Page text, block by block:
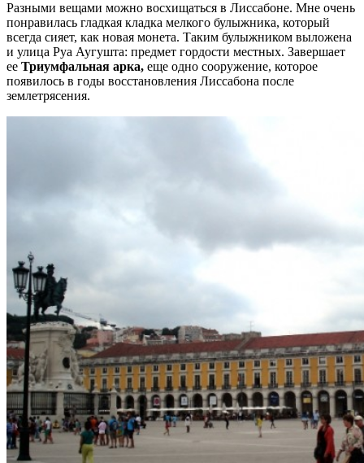
Разными вещами можно восхищаться в Лиссабоне. Мне очень
понравилась гладкая кладка мелкого булыжника, который
всегда сияет, как новая монета. Таким булыжником выложена
и улица Руа Аугушта: предмет гордости местных. Завершает
ее Триумфальная арка, еще одно сооружение, которое
появилось в годы восстановления Лиссабона после
землетрясения.